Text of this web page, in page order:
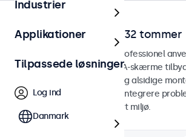
VGA-skærme fra 7 til 32 tommer
VGA-skærme designet til professionel
kontinuerlig brug. Vores VGA-skærme
konfigurationsmuligheder og alsidige
hvilket gør dem nemme at integrere
anvendelsesform og ethvert miljø.
Industrier
Applikationer
Tilpassede løsninger
Log ind
Danmark